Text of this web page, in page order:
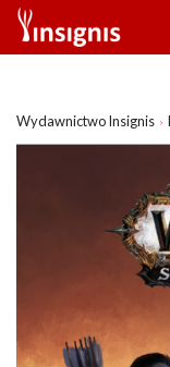
Wydawnictwo Insignis